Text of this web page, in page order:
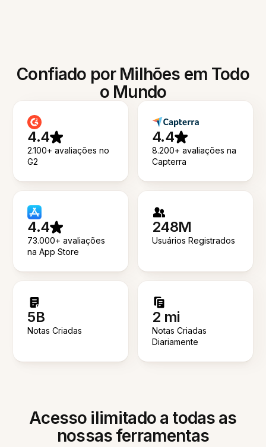
Confiado por Milhões em Todo
o Mundo
4.4
2.100+ avaliações no
G2
4.4
8.200+ avaliações na
Capterra
4.4
73.000+ avaliações
na App Store
248M
Usuários Registrados
5B
Notas Criadas
2 mi
Notas Criadas
Diariamente
Acesso ilimitado a todas as
nossas ferramentas